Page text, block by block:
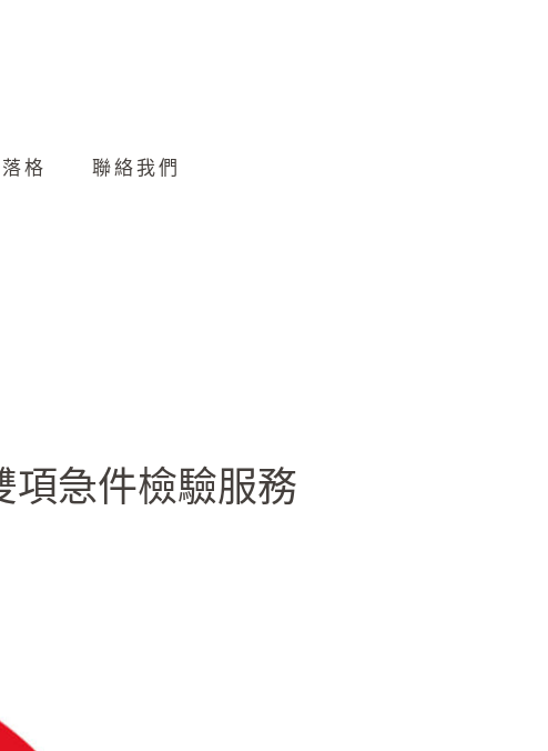
格 聯絡我們
項急件檢驗服務